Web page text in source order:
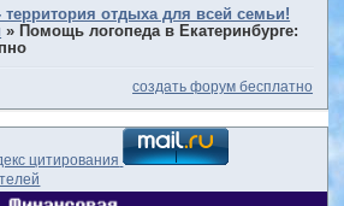
отдыха для всей семьи!
» Помощь логопеда в Екатеринбурге:
создать форум бесплатно